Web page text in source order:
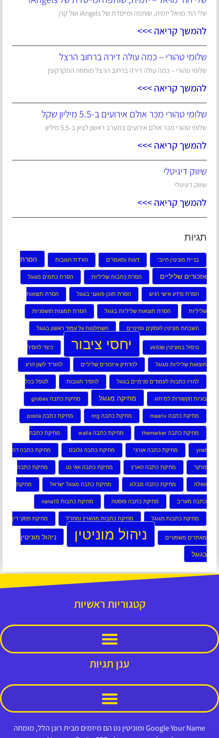
שלי הוד מויאל יזמית, שותפה ומייסדת של iAngels ושל קרן
להמשך קריאה >>>
שלומי טהורי – כמה עולה דירה ברחוב הרצל
שלומי טהורי – כמה עולה דירה ברחוב הרצל מומחה המקרקעין
להמשך קריאה >>>
שלומי טהורי מכר אולם אירועים ב-5.5 מיליון שקל
שלומי טהורי מכר אולם אירועים במערב ראשון לציון ב-5.5 מיליון
להמשך קריאה >>>
שיווק דיגיטלי
שיווק דיגיטלי
להמשך קריאה >>>
תגיות
בניית מוניטין חיובי דעות ומאמרים הורדת תגובות הסרת
אזכורים שליליים הסרת כתבות שליליות הסרת כתמים מגוגל
הסרת מידע אישי רגיש הסרת תוכן פוגעני בגוגל הסרת תוצאות
שליליות הסרת תוצאות שליליות בגוגל הסרת תמונות חושפניות
השבחת מוניטין לעסקים ופרטיים השתלטות על עמוד ראשון בגוגל
טיפול במוניטין שנפגע יחסי ציבור כיצד להסיר
תוצאות שליליות מגוגל להדחיק איזכורים שליליים להוריד לשון הרע
להזיז כתבות לעמודים פנימיים בגוגל להסיר תגובות לטפל בכל
בעיות הקשורות למיתוג מחיקה מגוגל מחיקת כתבה globes
מחיקת כתבה maariv מחיקת כתבה nrg מחיקת כתבה posta
מחיקת כתבה themarker מחיקת כתבה walla מחיקת כתבה
ynet מחיקת כתבה אנרג’י מחיקת כתבה גלובס מחיקת כתבה דה
מרקר מחיקת כתבה הארץ מחיקת כתבה וואי נט מחיקת כתבה
וואלה מחיקת כתבה מבלוג מחיקת כתבה מגוגל ישראל מחיקת
כתבה מעריב מחיקת כתבה פוסטה מחיקת כתבות nana10
מחיקת כתבות מגוגל מחיקת כתבות מהארץ ומחו”ל מחיקת פסקי דין
מאתרים משפטיים ניהול מוניטין ניהול מוניטין
בגוגל
קטגוריות ראשיות
ענן תגיות
Google Your Name ומוניטין נט הם מיזמים מבית רונן הלל, מומחה